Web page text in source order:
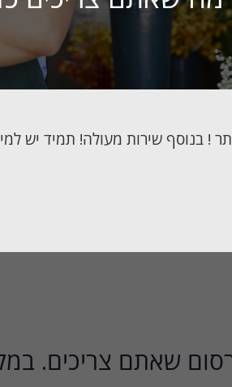
! בנוסף שירות מעולה! תמיד יש למי
שאתם צריכים.